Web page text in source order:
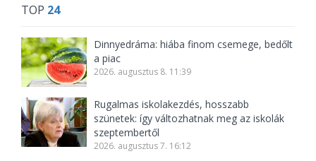
TOP 24
Dinnyedráma: hiába finom csemege, bedőlt
a piac
2026. augusztus 8. 11:39
Rugalmas iskolakezdés, hosszabb
szünetek: így változhatnak meg az iskolák
szeptembertől
2026. augusztus 7. 16:12